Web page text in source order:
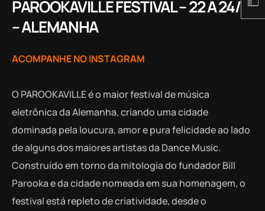
PAROOKAVILLE FESTIVAL – 22 A 24/7
– ALEMANHA
ACOMPANHE NO INSTAGRAM
O PAROOKAVILLE é o maior festival de música
eletrônica da Alemanha, criando uma cidade
dominada pela loucura, amor e pura felicidade ao lado
de alguns dos maiores artistas da Dance Music.
Construído em torno da mitologia do fundador Bill
Parooka e da cidade nomeada em sua homenagem, o
festival está repleto de criatividade, desde o